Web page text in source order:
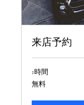
来店予約
1時間
無
料
無料